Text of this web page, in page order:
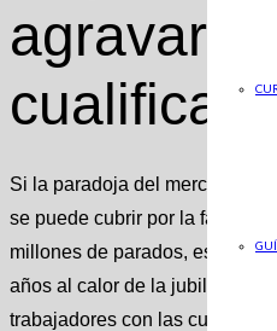
agravará
Si la paradoja del mercado
se puede cubrir por la falta de
millones de parados, es
años al calor de la jubilación
trabajadores con las